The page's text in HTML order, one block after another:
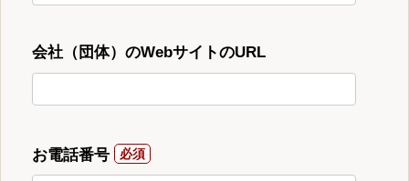
会社（団体）のWebサイトのURL
お電話番号